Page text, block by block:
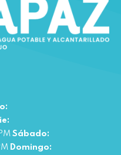
Sábado:
Domingo: